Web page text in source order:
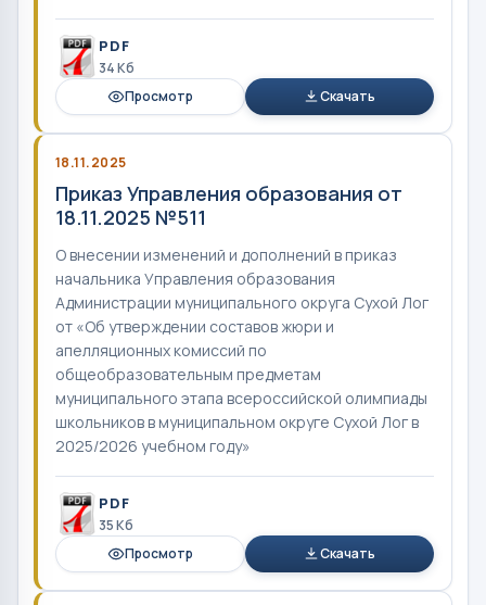
PDF
34 Кб
Просмотр
Скачать
18.11.2025
Приказ Управления образования от
18.11.2025 №511
О внесении изменений и дополнений в приказ
начальника Управления образования
Администрации муниципального округа Сухой Лог
от «Об утверждении составов жюри и
апелляционных комиссий по
общеобразовательным предметам
муниципального этапа всероссийской олимпиады
школьников в муниципальном округе Сухой Лог в
2025/2026 учебном году»
PDF
35 Кб
Просмотр
Скачать